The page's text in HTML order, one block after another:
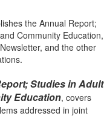
the Annual Report;
Community Education,
and the other
Studies in Adult
Education, covers
addressed in joint